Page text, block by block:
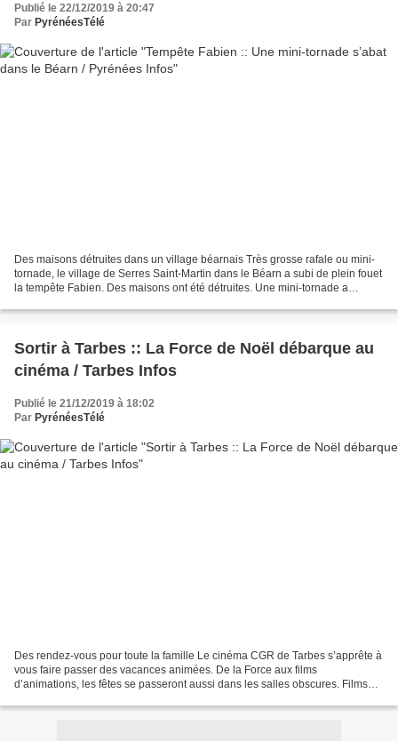
Publié le 22/12/2019 à 20:47
Par PyrénéesTélé
Des maisons détruites dans un village béarnais Très grosse rafale ou mini-
tornade, le village de Serres Saint-Martin dans le Béarn a subi de plein fouet
la tempête Fabien. Des maisons ont été détruites. Une mini-tornade a
Sortir à Tarbes :: La Force de Noël débarque au
cinéma / Tarbes Infos
Publié le 21/12/2019 à 18:02
Par PyrénéesTélé
Des rendez-vous pour toute la famille Le cinéma CGR de Tarbes s’apprête à
vous faire passer des vacances animées. De la Force aux films
d’animations, les fêtes se passeront aussi dans les salles obscures. Films